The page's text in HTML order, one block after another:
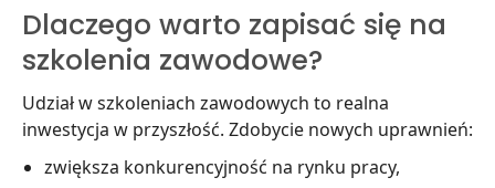
Dlaczego warto zapisać się na
szkolenia zawodowe?
Udział w szkoleniach zawodowych to realna
inwestycja w przyszłość. Zdobycie nowych uprawnień:
zwiększa konkurencyjność na rynku pracy,